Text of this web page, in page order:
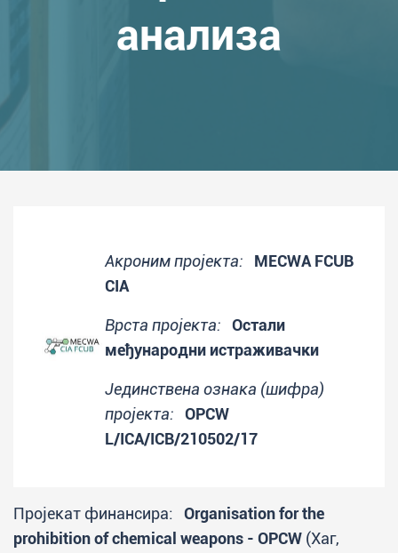
анализа
Акроним пројекта:
MECWA FCUB
CIA
Врста пројекта:
Остали
међународни истраживачки
Јединствена ознака (шифра)
пројекта:
OPCW
L/ICA/ICB/210502/17
Пројекат финансира: Organisation for the
prohibition of chemical weapons - OPCW (Хаг,